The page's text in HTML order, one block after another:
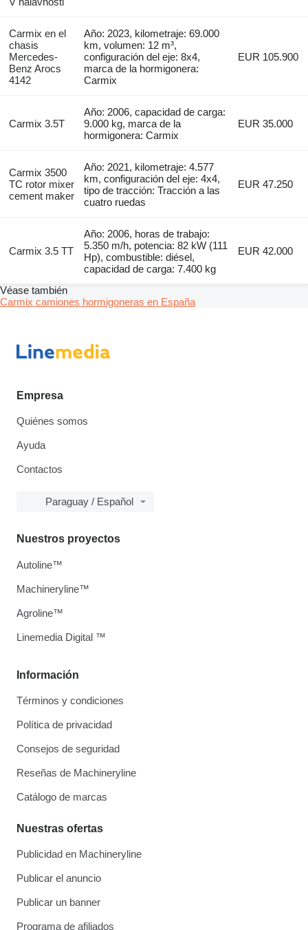
Carmix en el
chasis
Mercedes-
Benz Arocs
4142
Año: 2023, kilometraje: 69.000
km, volumen: 12 m³,
configuración del eje: 8x4,
marca de la hormigonera:
Carmix
EUR 105.900
Carmix 3.5T
Año: 2006, capacidad de carga:
9.000 kg, marca de la
hormigonera: Carmix
EUR 35.000
Carmix 3500
TC rotor mixer
cement maker
Año: 2021, kilometraje: 4.577
km, configuración del eje: 4x4,
tipo de tracción: Tracción a las
cuatro ruedas
EUR 47.250
Carmix 3.5 TT
Año: 2006, horas de trabajo:
5.350 m/h, potencia: 82 kW (111
Hp), combustible: diésel,
capacidad de carga: 7.400 kg
EUR 42.000
Véase también
Carmix camiones hormigoneras en España
Empresa
Quiénes somos
Ayuda
Contactos
Paraguay / Español
Información
Términos y condiciones
Política de privacidad
Consejos de seguridad
Reseñas de Machineryline
Catálogo de marcas
Nuestras ofertas
Publicidad en Machineryline
Publicar el anuncio
Publicar un banner
Programa de afiliados
Nuestros proyectos
Autoline™
Machineryline™
Agroline™
Linemedia Digital ™